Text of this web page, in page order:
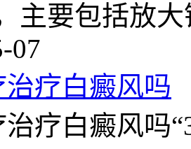
主要包括放
07
治疗白癜风吗
治疗白癜风吗